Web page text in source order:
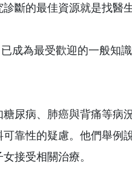
斷的最佳資源就是找醫
成為最受歡迎的一般知
尿病、肺癌與背痛等
靠性的疑慮。他們舉例
接受相關治療。